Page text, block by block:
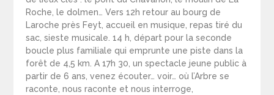
Roche, le dolmen… Vers 12h retour au bourg de
Laroche près Feyt, accueil en musique, repas tiré du
sac, sieste musicale. 14 h, départ pour la seconde
boucle plus familiale qui emprunte une piste dans la
forêt de 4,5 km. A 17h 30, un spectacle jeune public à
partir de 6 ans, venez écouter… voir… où l’Arbre se
raconte, nous raconte et nous interroge,